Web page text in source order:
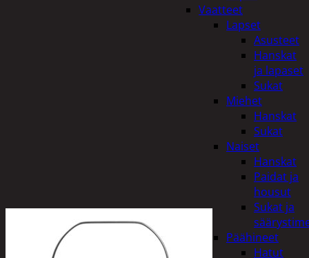
Vaatteet
Lapset
Asusteet
Hanskat
ja lapaset
Sukat
Miehet
Hanskat
Sukat
Naiset
Hanskat
Paidat ja
housut
Sukat ja
Päähineet
Hatut